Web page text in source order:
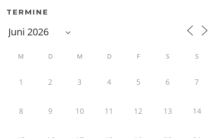
TERMINE
M D M D F S S
1 2 3 4 5 6 7
8 9 10 11 12 13 14